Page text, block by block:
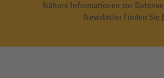
Nähere Informationen zur
Newsletter finden Sie